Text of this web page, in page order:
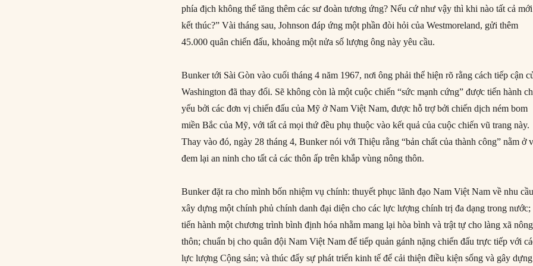
phía địch không thể tăng thêm các sư đoàn tương ứng? Nếu cứ như vậy thì khi nào tất cả mới
kết thúc?” Vài tháng sau, Johnson đáp ứng một phần đòi hỏi của Westmoreland, gửi thêm
45.000 quân chiến đấu, khoảng một nửa số lượng ông này yêu cầu.
Bunker tới Sài Gòn vào cuối tháng 4 năm 1967, nơi ông phải thể hiện rõ rằng cách tiếp cận
Washington đã thay đổi. Sẽ không còn là một cuộc chiến “sức mạnh cứng” được tiến hành
yếu bởi các đơn vị chiến đấu của Mỹ ở Nam Việt Nam, được hỗ trợ bởi chiến dịch ném bom
miền Bắc của Mỹ, với tất cả mọi thứ đều phụ thuộc vào kết quả của cuộc chiến vũ trang này.
Thay vào đó, ngày 28 tháng 4, Bunker nói với Thiệu rằng “bản chất của thành công” nằm ở
đem lại an ninh cho tất cả các thôn ấp trên khắp vùng nông thôn.
Bunker đặt ra cho mình bốn nhiệm vụ chính: thuyết phục lãnh đạo Nam Việt Nam về nhu cầu
xây dựng một chính phủ chính danh đại diện cho các lực lượng chính trị đa dạng trong nước;
tiến hành một chương trình bình định hóa nhằm mang lại hòa bình và trật tự cho làng xã nông
thôn; chuẩn bị cho quân đội Nam Việt Nam để tiếp quản gánh nặng chiến đấu trực tiếp với
lực lượng Cộng sản; và thúc đẩy sự phát triển kinh tế để cải thiện điều kiện sống và gây dựng